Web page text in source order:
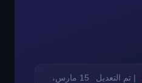
| تم التعديل
15 مارس،